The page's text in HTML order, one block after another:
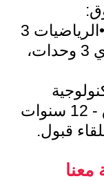
عبري 3 وحدات.•الرياضيات 3
وحدات، الانجليزي 3 وحدات،
سن 35 وما فوق - 12 سنوات
قبول.
معنا